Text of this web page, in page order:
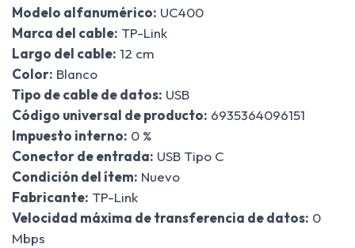
Modelo alfanumérico: UC400
Marca del cable: TP-Link
Largo del cable: 12 cm
Color: Blanco
Tipo de cable de datos: USB
Código universal de producto: 6935364096151
Impuesto interno: 0 %
Conector de entrada: USB Tipo C
Condición del ítem: Nuevo
Fabricante: TP-Link
Velocidad máxima de transferencia de datos: 0
Mbps